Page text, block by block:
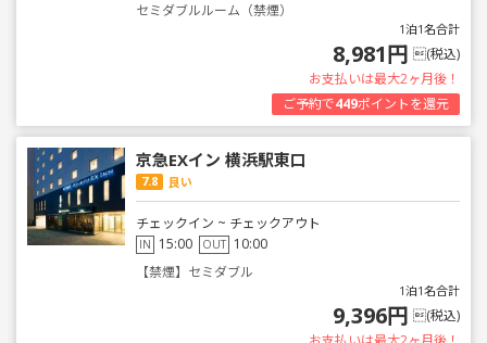
セミダブルルーム（禁煙）
1泊1名合計
8,981円 (税込)
お支払いは最大2ヶ月後！
ご予約で449ポイントを還元
京急EXイン 横浜駅東口
7.8 良い
チェックイン ~ チェックアウト
IN 15:00 OUT 10:00
【禁煙】セミダブル
1泊1名合計
9,396円 (税込)